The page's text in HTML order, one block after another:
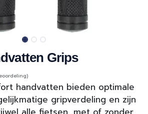
Grips
handvatten bieden optimale
gripverdeling en zijn